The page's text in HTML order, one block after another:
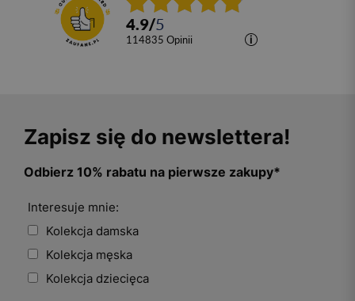
4.9/5
114835 opinii
Zapisz się do newslettera!
Odbierz 10% rabatu na pierwsze zakupy*
Interesuje mnie:
Kolekcja damska
Kolekcja męska
Kolekcja dziecięca